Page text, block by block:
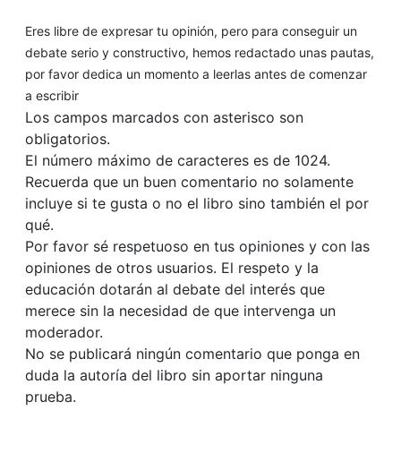
Eres libre de expresar tu opinión, pero para conseguir un
debate serio y constructivo, hemos redactado unas pautas,
por favor dedica un momento a leerlas antes de comenzar
a escribir
Los campos marcados con asterisco son
obligatorios.
El número máximo de caracteres es de 1024.
Recuerda que un buen comentario no solamente
incluye si te gusta o no el libro sino también el por
qué.
Por favor sé respetuoso en tus opiniones y con las
opiniones de otros usuarios. El respeto y la
educación dotarán al debate del interés que
merece sin la necesidad de que intervenga un
moderador.
No se publicará ningún comentario que ponga en
duda la autoría del libro sin aportar ninguna
prueba.